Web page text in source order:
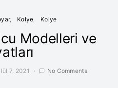
Kolye Kolye
Modelleri ve
7, 2021 No Comments